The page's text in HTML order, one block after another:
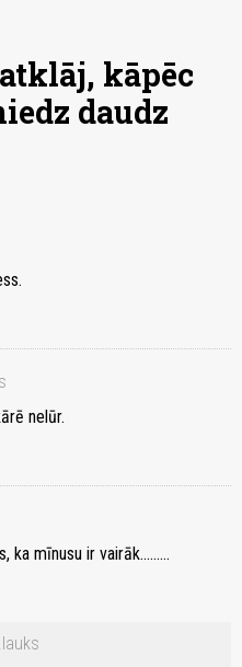
kāpēc
daudz
nelūr.
ka mīnusu ir vairāk.........